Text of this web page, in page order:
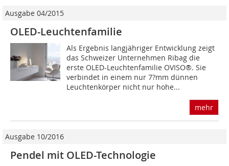
Ausgabe 04/2015
OLED-Leuchtenfamilie
Als Ergebnis langjähriger Entwicklung zeigt
das Schweizer Unternehmen Ribag die
erste OLED-Leuchtenfamilie OVISO®. Sie
verbindet in einem nur 7?mm dünnen
Leuchtenkörper nicht nur hohe...
mehr
Ausgabe 10/2016
Pendel mit OLED-Technologie